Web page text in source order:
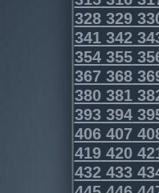
328329
341342
354355
367368
380381
393394
406407
419420
432433